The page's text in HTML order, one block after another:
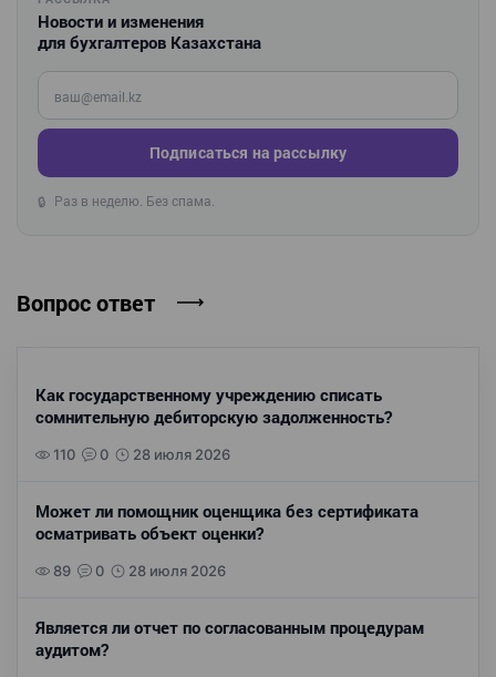
Новости и изменения
для бухгалтеров Казахстана
Введите ваш e-mail
Подписаться на рассылку
🔒 Раз в неделю. Без спама.
Вопрос ответ
Как государственному учреждению списать
сомнительную дебиторскую задолженность?
110 0 28 июля 2026
Может ли помощник оценщика без сертификата
осматривать объект оценки?
89 0 28 июля 2026
Является ли отчет по согласованным процедурам
аудитом?